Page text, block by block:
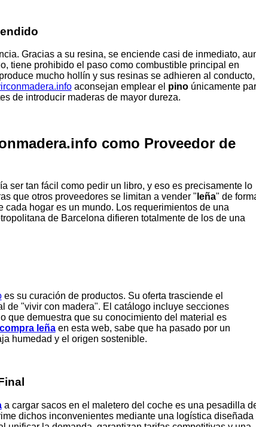
Gracias a su resina, se enciende casi de inmediato,
tiene prohibido el paso como combustible principal en
mucho hollín y sus resinas se adhieren al conducto,
aconsejan emplear el pinoúnicamente
de introducir maderas de mayor dureza.
como Proveedor de
ser tan fácil como pedir un libro, y eso es precisamente lo
que otros proveedores se limitan a vender " leña" de
hogar es un mundo. Los requerimientos de una
de Barcelona difieren totalmente de los de una
es su curación de productos. Su oferta trasciende el
de "vivir con madera". El catálogo incluye secciones
que demuestra que su conocimiento del material es
compra leñaen esta web, sabe que ha pasado por un
humedad y el origen sostenible.
a cargar sacos en el maletero del coche es una pesadilla
dichos inconvenientes mediante una logística diseñada